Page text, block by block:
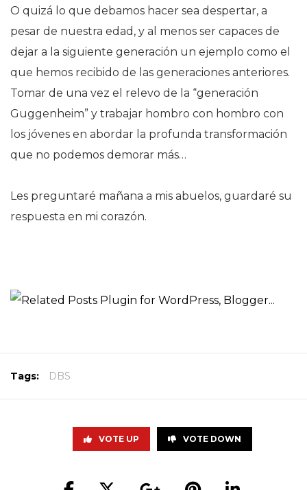
O quizá lo que debamos hacer sea despertar, a
pesar de nuestra edad, y al menos ser capaces de
dejar a la siguiente generación un ejemplo como el
que hemos recibido de las generaciones anteriores.
Tomar de una vez el relevo de la “generación
Guggenheim” y trabajar hombro con hombro con
los jóvenes en abordar la profunda transformación
que no podemos demorar más…
Les preguntaré mañana a mis abuelos, guardaré su
respuesta en mi corazón.
Tags: DBS
VOTE UP VOTE DOWN